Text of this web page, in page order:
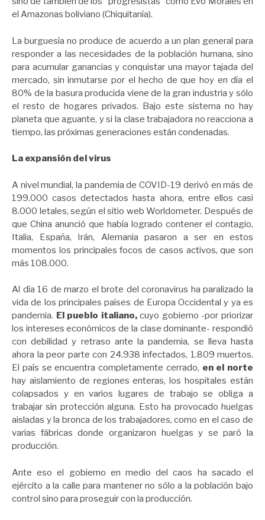
el Amazonas boliviano (Chiquitanía).
La burguesía no produce de acuerdo a un plan general para
responder a las necesidades de la población humana, sino
para acumular ganancias y conquistar una mayor tajada del
mercado, sin inmutarse por el hecho de que hoy en día el
80% de la basura producida viene de la gran industria y sólo
el resto de hogares privados. Bajo este sistema no hay
planeta que aguante, y si la clase trabajadora no reacciona a
tiempo, las próximas generaciones están condenadas.
La expansión del virus
A nivel mundial, la pandemia de COVID-19 derivó en más de
199.000 casos detectados hasta ahora, entre ellos casi
8.000 letales, según el sitio web Worldometer. Después de
que China anunció que había logrado contener el contagio,
Italia, España, Irán, Alemania pasaron a ser en estos
momentos los principales focos de casos activos, que son
más 108.000.
Al día 16 de marzo el brote del coronavirus ha paralizado la
vida de los principales países de Europa Occidental y ya es
pandemia. El pueblo italiano,cuyo gobierno -por priorizar
los intereses económicos de la clase dominante- respondió
con debilidad y retraso ante la pandemia, se lleva hasta
ahora la peor parte con 24.938 infectados, 1.809 muertos.
El país se encuentra completamente cerrado, en el norte
hay aislamiento de regiones enteras, los hospitales están
colapsados y en varios lugares de trabajo se obliga a
trabajar sin protección alguna. Esto ha provocado huelgas
aisladas y la bronca de los trabajadores, como en el caso de
varias fábricas donde organizaron huelgas y se paró la
producción.
Ante eso el gobierno en medio del caos ha sacado el
ejército a la calle para mantener no sólo a la población bajo
control sino para proseguir con la producción.